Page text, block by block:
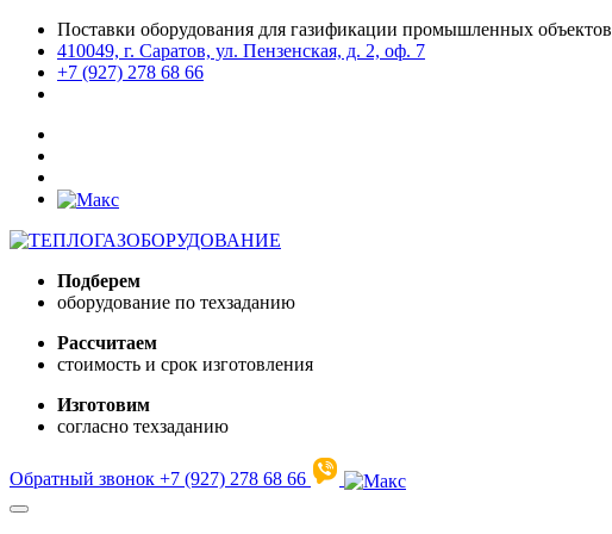
Поставки оборудования для газификации промышленных объектов
410049, г. Саратов, ул. Пензенская, д. 2, оф. 7
+7 (927) 278 68 66
Подберем
оборудование по техзаданию
Рассчитаем
стоимость и срок изготовления
Изготовим
согласно техзаданию
Обратный звонок +7 (927) 278 68 66